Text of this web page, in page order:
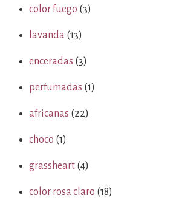
color fuego (3)
lavanda (13)
enceradas (3)
perfumadas (1)
africanas (22)
choco (1)
grassheart (4)
color rosa claro (18)